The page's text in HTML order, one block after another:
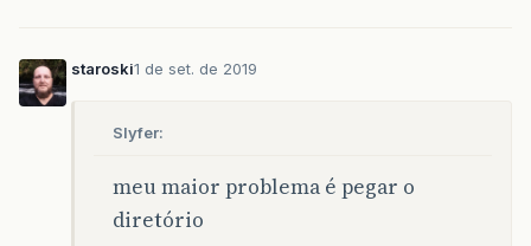
staroski1 de set. de 2019
Slyfer:
meu maior problema é pegar o
diretório